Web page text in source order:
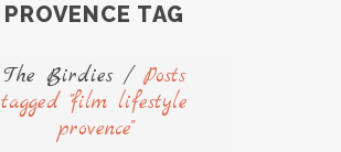
PROVENCE TAG
The Birdies/Posts
tagged "film lifestyle
provence"